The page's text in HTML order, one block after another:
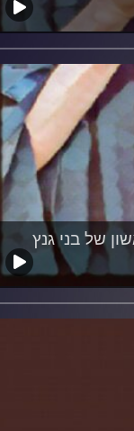
של בני גנץ